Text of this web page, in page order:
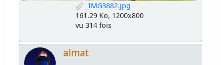
_IMG3882.jpg
161.29 Ko, 1200x800
vu 314 fois
almat